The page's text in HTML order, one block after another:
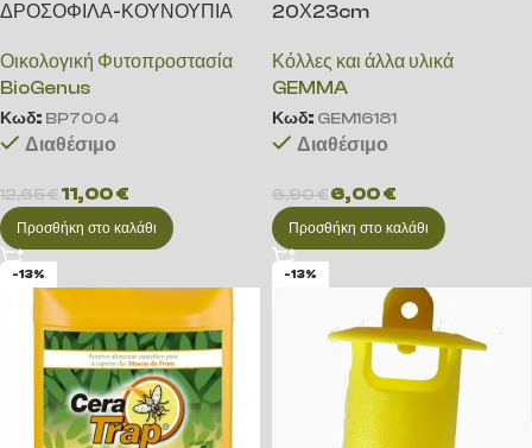
ΔΡΟΣΟΦΙΛΑ-ΚΟΥΝΟΥΠΙΑ
Οικολογική Φυτοπροστασία
BioGenus
Κωδ: BP7004
Διαθέσιμο
12,65€11,00€
Προσθήκη στο καλάθι
20Χ23cm
Κόλλες και άλλα υλικά
GEMMA
Κωδ: GEM16181
Διαθέσιμο
6,90€6,00€
Προσθήκη στο καλάθι
-13% -13%